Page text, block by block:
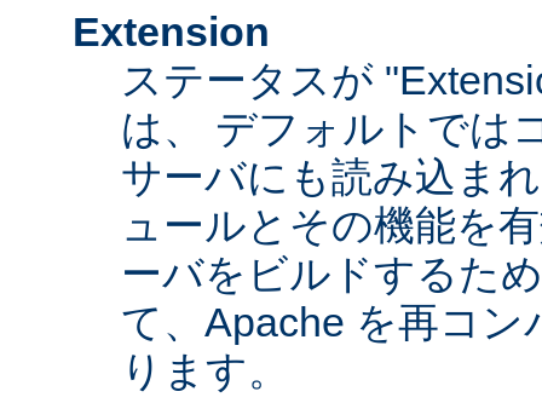
Extension
ステータスが
は、 デフォルトでは
サーバにも読み込ま
ュールとその機能を
ーバをビルドするた
て、Apache を再コ
ります。